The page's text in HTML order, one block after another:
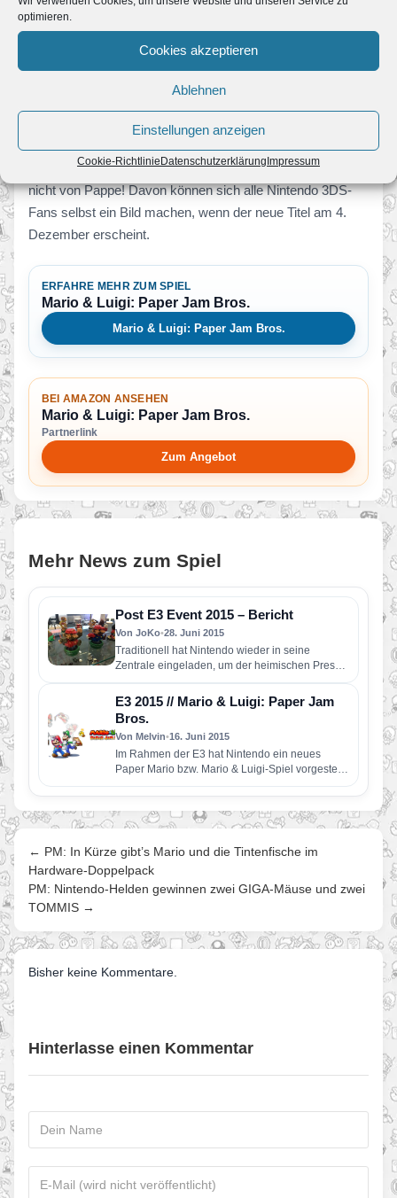
optimieren.
Cookies akzeptieren
Ablehnen
Einstellungen anzeigen
Cookie-RichtlinieDatenschutzerklärungImpressum
zählen zudem die Koloss-Kämpfe. Sie stellen die Spieler
vor die Herausforderung, Bowser mit der Macht des
versorgt das Trio gigantische Papierkolosse mit Energie,
um die ebenso riesigen Pappkameraden aus Bowsers
Armee zu schlagen.
Kurz: Der Spielspaß in Mario & Luigi: Paper Jam Bros. ist
nicht von Pappe! Davon können sich alle Nintendo 3DS-
Fans selbst ein Bild machen, wenn der neue Titel am 4.
Dezember erscheint.
ERFAHRE MEHR ZUM SPIEL
Mario & Luigi: Paper Jam Bros.
Mario & Luigi: Paper Jam Bros.
BEI AMAZON ANSEHEN
Mario & Luigi: Paper Jam Bros.
Partnerlink
Zum Angebot
Mehr News zum Spiel
Post E3 Event 2015 – Bericht
Von JoKo•28. Juni 2015
Traditionell hat Nintendo wieder in seine
Zentrale eingeladen, um der heimischen Presse
die Möglichkeit zu geben, die neu…
E3 2015 // Mario & Luigi: Paper Jam
Bros.
Von Melvin•16. Juni 2015
Im Rahmen der E3 hat Nintendo ein neues
Paper Mario bzw. Mario & Luigi-Spiel vorgestellt.
Diese Serien haben…
← PM: In Kürze gibt’s Mario und die Tintenfische im
Hardware-Doppelpack
PM: Nintendo-Helden gewinnen zwei GIGA-Mäuse und zwei
TOMMIS →
Bisher keine Kommentare.
Hinterlasse einen Kommentar